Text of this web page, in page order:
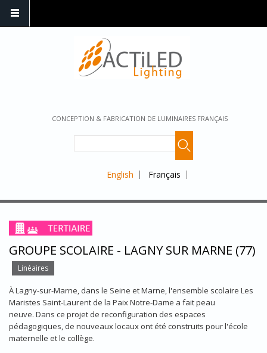
CONCEPTION & FABRICATION DE LUMINAIRES FRANÇAIS
English Français
GROUPE SCOLAIRE - LAGNY SUR MARNE (77)
Linéaires
À Lagny-sur-Marne, dans le Seine et Marne, l'ensemble scolaire Les
Maristes Saint-Laurent de la Paix Notre-Dame a fait peau
neuve. Dans ce projet de reconfiguration des espaces
pédagogiques, de nouveaux locaux ont été construits pour l'école
maternelle et le collège.